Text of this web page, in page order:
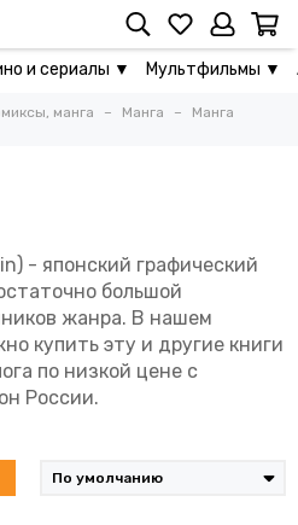
и сериалы ▼ Мультфильмы ▼
манга Манга
Манга
- японский графический
большой
жанра. В нашем
купить эту и другие книги
по низкой цене с
России.